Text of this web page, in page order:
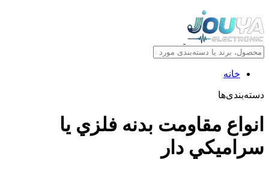
خانه
دسته‌بندی‌ها
انواع مقاومت بدنه فلزي يا
سراميکي دار